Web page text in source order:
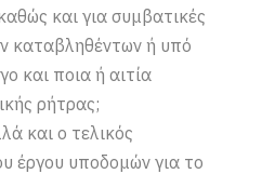
και για συμβατικές
καταβληθέντων ή υπό
και ποια ή αιτία
ρήτρας;
και ο τελικός
έργου υποδομών για το